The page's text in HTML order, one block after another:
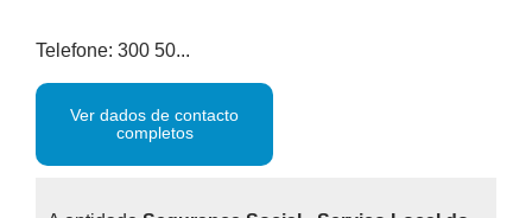
Telefone: 300 50...
Ver dados de contacto
completos